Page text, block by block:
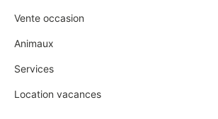
Vente occasion
Animaux
Services
Location vacances